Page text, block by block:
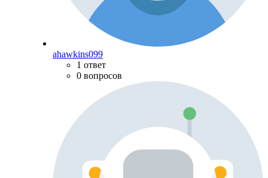
ahawkins099
1 ответ
0 вопросов